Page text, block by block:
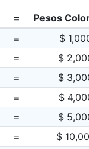
=
Pesos
= $
= $
= $
= $
= $
= $